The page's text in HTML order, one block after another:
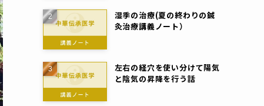
湿季の治療(夏の終わりの鍼
灸治療講義ノート）
左右の経穴を使い分けて陽気
と陰気の昇降を行う話